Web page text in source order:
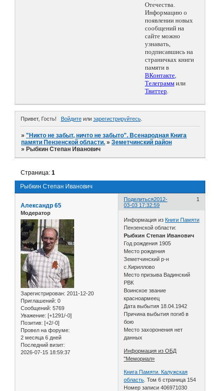
Отечества.
Информацию о
появлении новых
сообщений на
сайте можно
узнавать,
подписавшись на
страничках книги
памяти в
ВКонтакте,
Телеграмм или
Твиттер.
Привет, Гость! Войдитеили зарегистрируйтесь.
»"Никто не забыт, ничто не забыто". Всенародная Книга
памяти Пензенской области. »Земетчинский район
» Рыбкин Степан Иванович
Рыбкин Степан Иванович
Страница:1
Поделиться 1
2012-
03-03 17:32:59
Александр 65
Модератор
Зарегистрирован: 2011-12-20
Приглашений: 0
Сообщений: 5769
Уважение: [+1291/-0]
Позитив: [+2/-0]
Провел на форуме:
2 месяца 6 дней
Последний визит:
2026-07-15 18:59:37
Информация из Книги Памяти
Пензенской области:
Рыбкин Степан Иванович
Год рождения 1905
Место рождения
Земетчинский р-н
с.Кириллово
Место призыва Вадинский
РВК
Воинское звание
красноармеец
Дата выбытия 18.04.1942
Причина выбытия погиб в
бою
Место захоронения нет
данных
Информация из ОБД
"Мемориал»
Книга Памяти. Калужская
область . Том 6 страница 154
Номер записи 406971030